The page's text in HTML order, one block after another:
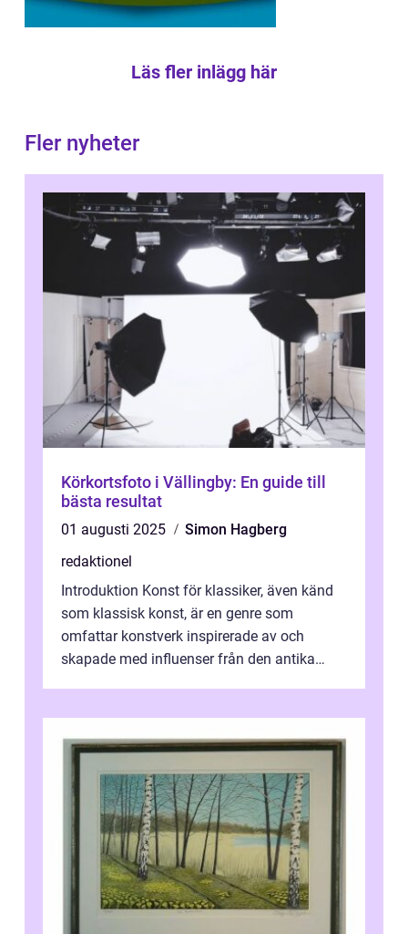
Läs fler inlägg här
Fler nyheter
Körkortsfoto i Vällingby: En guide till
bästa resultat
01 augusti 2025
Simon Hagberg
redaktionel
Introduktion Konst för klassiker, även känd
som klassisk konst, är en genre som
omfattar konstverk inspirerade av och
skapade med influenser från den antika